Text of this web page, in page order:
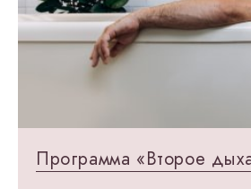
Программа «Второе